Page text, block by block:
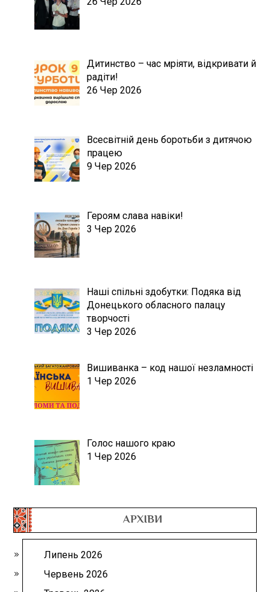
Дитинство – час мріяти, відкривати й
радіти!
26 Чер 2026
Всесвітній день боротьби з дитячою
працею
9 Чер 2026
Героям слава навіки!
3 Чер 2026
Наші спільні здобутки: Подяка від
Донецького обласного палацу
творчості
3 Чер 2026
Вишиванка – код нашої незламності
1 Чер 2026
Голос нашого краю
1 Чер 2026
АРХІВИ
Липень 2026
Червень 2026